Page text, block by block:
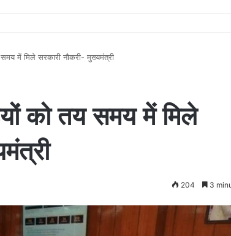
में मिले सरकारी नौकरी- मुख्यमंत्री
को तय समय में मिले
204 3